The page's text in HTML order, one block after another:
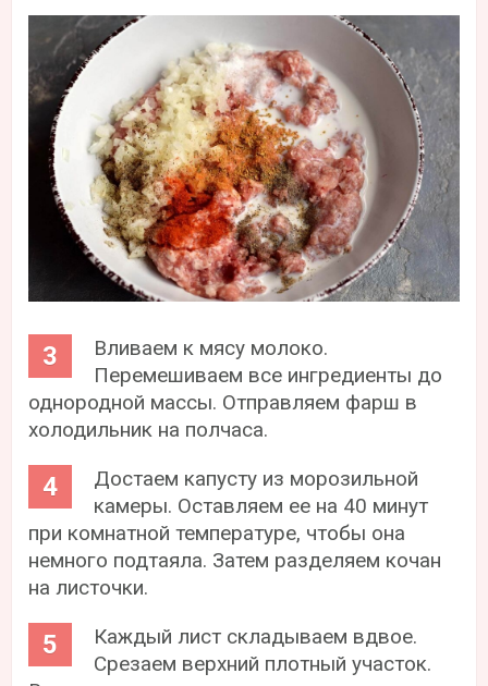
Вливаем к мясу молоко.
Перемешиваем все ингредиенты до
однородной массы. Отправляем фарш в
холодильник на полчаса.
Достаем капусту из морозильной
камеры. Оставляем ее на 40 минут
при комнатной температуре, чтобы она
немного подтаяла. Затем разделяем кочан
на листочки.
Каждый лист складываем вдвое.
Срезаем верхний плотный участок.